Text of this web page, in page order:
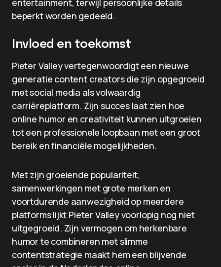
entertainment, terwijl persoonlijke details
beperkt worden gedeeld.
Invloed en toekomst
Pieter Valley vertegenwoordigt een nieuwe
generatie content creators die zijn opgegroeid
met social media als volwaardig
carrièreplatform. Zijn succes laat zien hoe
online humor en creativiteit kunnen uitgroeien
tot een professionele loopbaan met een groot
bereik en financiële mogelijkheden.
Met zijn groeiende populariteit,
samenwerkingen met grote merken en
voortdurende aanwezigheid op meerdere
platforms lijkt Pieter Valley voorlopig nog niet
uitgegroeid. Zijn vermogen om herkenbare
humor te combineren met slimme
contentstrategie maakt hem een blijvende